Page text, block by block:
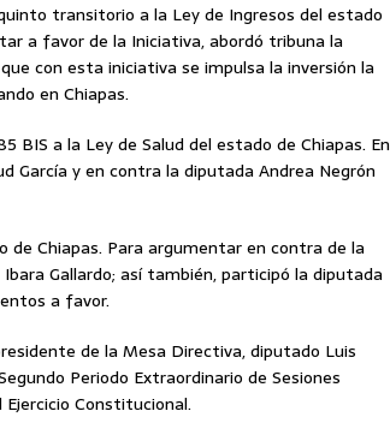
transitorio a la Ley de Ingresos del estado
a favor de la Iniciativa, abordó tribuna la
con esta iniciativa se impulsa la inversión la
en Chiapas.
BIS a la Ley de Salud del estado de Chiapas. En
García y en contra la diputada Andrea Negrón
Chiapas. Para argumentar en contra de la
Gallardo; así también, participó la diputada
a favor.
de la Mesa Directiva, diputado Luis
Periodo Extraordinario de Sesiones
Constitucional.